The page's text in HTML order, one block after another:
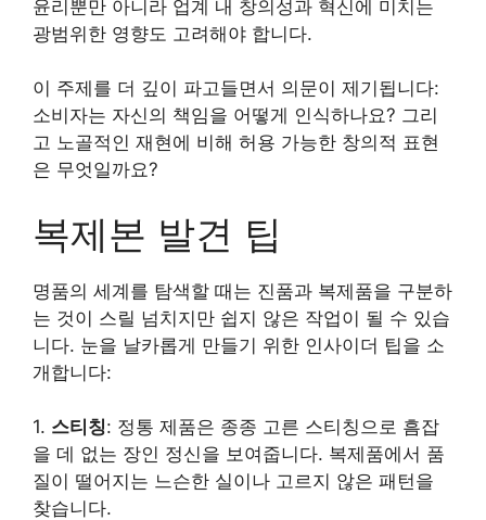
윤리뿐만 아니라 업계 내 창의성과 혁신에 미치는
광범위한 영향도 고려해야 합니다.
이 주제를 더 깊이 파고들면서 의문이 제기됩니다:
소비자는 자신의 책임을 어떻게 인식하나요? 그리
고 노골적인 재현에 비해 허용 가능한 창의적 표현
은 무엇일까요?
복제본 발견 팁
명품의 세계를 탐색할 때는 진품과 복제품을 구분하
는 것이 스릴 넘치지만 쉽지 않은 작업이 될 수 있습
니다. 눈을 날카롭게 만들기 위한 인사이더 팁을 소
개합니다:
1. 스티칭: 정통 제품은 종종 고른 스티칭으로 흠잡
을 데 없는 장인 정신을 보여줍니다. 복제품에서 품
질이 떨어지는 느슨한 실이나 고르지 않은 패턴을
찾습니다.